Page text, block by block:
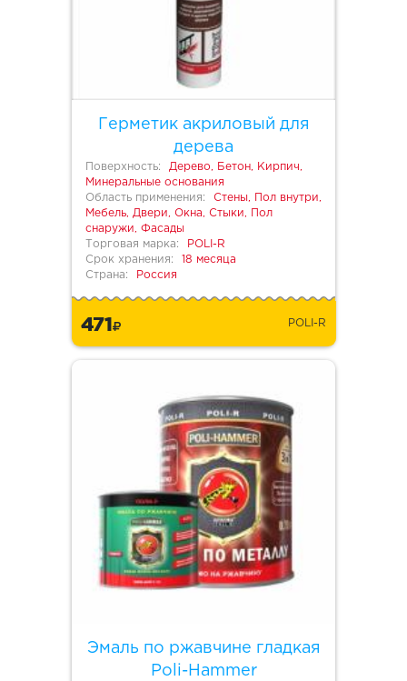
Герметик акриловый для
дерева
Поверхность:
Дерево, Бетон, Кирпич,
Минеральные основания
Область применения:
Стены, Пол внутри,
Мебель, Двери, Окна, Стыки, Пол
снаружи, Фасады
Торговая марка:
POLI-R
Срок хранения:
18 месяца
Страна:
Россия
471 POLI-R
Эмаль по ржавчине гладкая
Poli-Hammer